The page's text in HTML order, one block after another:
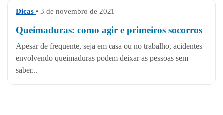
Dicas • 3 de novembro de 2021
Queimaduras: como agir e primeiros socorros
Apesar de frequente, seja em casa ou no trabalho, acidentes
envolvendo queimaduras podem deixar as pessoas sem
saber...